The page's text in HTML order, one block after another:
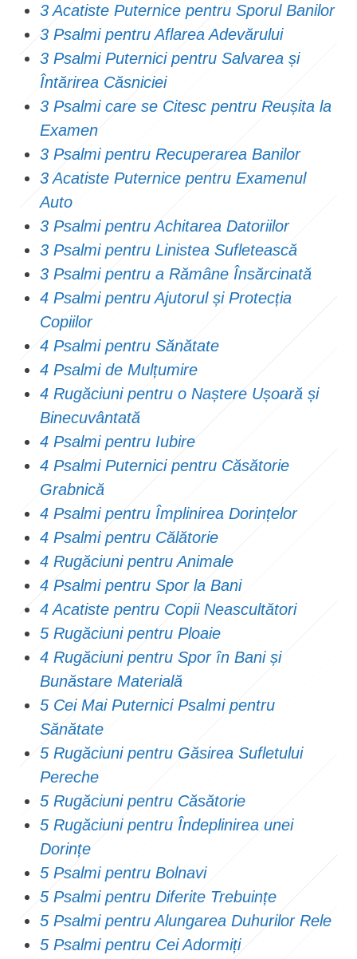
3 Acatiste Puternice pentru Sporul Banilor
3 Psalmi pentru Aflarea Adevărului
3 Psalmi Puternici pentru Salvarea și
Întărirea Căsniciei
3 Psalmi care se Citesc pentru Reușita la
Examen
3 Psalmi pentru Recuperarea Banilor
3 Acatiste Puternice pentru Examenul
Auto
3 Psalmi pentru Achitarea Datoriilor
3 Psalmi pentru Linistea Sufletească
3 Psalmi pentru a Rămâne Însărcinată
4 Psalmi pentru Ajutorul și Protecția
Copiilor
4 Psalmi pentru Sănătate
4 Psalmi de Mulțumire
4 Rugăciuni pentru o Naștere Ușoară și
Binecuvântată
4 Psalmi pentru Iubire
4 Psalmi Puternici pentru Căsătorie
Grabnică
4 Psalmi pentru Împlinirea Dorințelor
4 Psalmi pentru Călătorie
4 Rugăciuni pentru Animale
4 Psalmi pentru Spor la Bani
4 Acatiste pentru Copii Neascultători
5 Rugăciuni pentru Ploaie
4 Rugăciuni pentru Spor în Bani și
Bunăstare Materială
5 Cei Mai Puternici Psalmi pentru
Sănătate
5 Rugăciuni pentru Găsirea Sufletului
Pereche
5 Rugăciuni pentru Căsătorie
5 Rugăciuni pentru Îndeplinirea unei
Dorințe
5 Psalmi pentru Bolnavi
5 Psalmi pentru Diferite Trebuințe
5 Psalmi pentru Alungarea Duhurilor Rele
5 Psalmi pentru Cei Adormiți